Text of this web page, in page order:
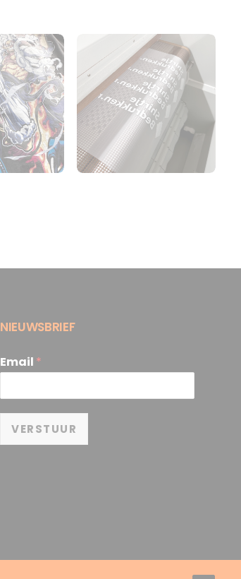
NIEUWSBRIEF
Email *
VERSTUUR